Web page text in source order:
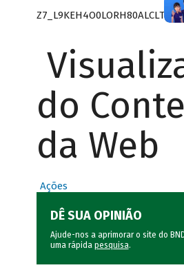
do
da Web
Ações
DÊ SUA OPINIÃO
Ajude-nos a aprimorar o site do
uma rápida pesquisa.